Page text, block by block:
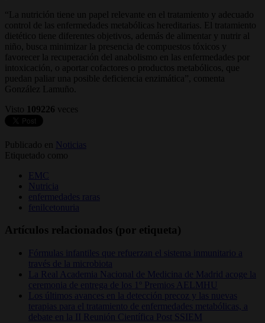
“La nutrición tiene un papel relevante en el tratamiento y adecuado
control de las enfermedades metabólicas hereditarias. El tratamiento
dietético tiene diferentes objetivos, además de alimentar y nutrir al
niño, busca minimizar la presencia de compuestos tóxicos y
favorecer la recuperación del anabolismo en las enfermedades por
intoxicación, o aportar cofactores o productos metabólicos, que
puedan paliar una posible deficiencia enzimática”, comenta
González Lamuño.
Visto 109226 veces
Publicado en
Noticias
Etiquetado como
EMC
Nutricia
enfermedades raras
fenilcetonuria
Artículos relacionados (por etiqueta)
Fórmulas infantiles que refuerzan el sistema inmunitario a
través de la microbiota
La Real Academia Nacional de Medicina de Madrid acoge la
ceremonia de entrega de los 1º Premios AELMHU
Los últimos avances en la detección precoz y las nuevas
terapias para el tratamiento de enfermedades metabólicas, a
debate en la II Reunión Científica Post SSIEM